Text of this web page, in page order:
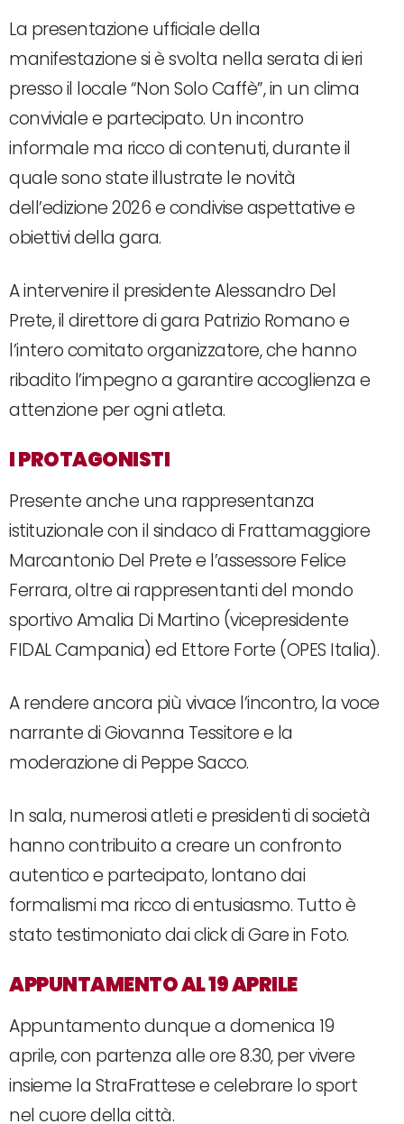
La presentazione ufficiale della
manifestazione si è svolta nella serata di ieri
presso il locale “Non Solo Caffè”, in un clima
conviviale e partecipato. Un incontro
informale ma ricco di contenuti, durante il
quale sono state illustrate le novità
dell’edizione 2026 e condivise aspettative e
obiettivi della gara.
A intervenire il presidente Alessandro Del
Prete, il direttore di gara Patrizio Romano e
l’intero comitato organizzatore, che hanno
ribadito l’impegno a garantire accoglienza e
attenzione per ogni atleta.
I PROTAGONISTI
Presente anche una rappresentanza
istituzionale con il sindaco di Frattamaggiore
Marcantonio Del Prete e l’assessore Felice
Ferrara, oltre ai rappresentanti del mondo
sportivo Amalia Di Martino (vicepresidente
FIDAL Campania) ed Ettore Forte (OPES Italia).
A rendere ancora più vivace l’incontro, la voce
narrante di Giovanna Tessitore e la
moderazione di Peppe Sacco.
In sala, numerosi atleti e presidenti di società
hanno contribuito a creare un confronto
autentico e partecipato, lontano dai
formalismi ma ricco di entusiasmo. Tutto è
stato testimoniato dai click di Gare in Foto.
APPUNTAMENTO AL 19 APRILE
Appuntamento dunque a domenica 19
aprile, con partenza alle ore 8.30, per vivere
insieme la StraFrattese e celebrare lo sport
nel cuore della città.